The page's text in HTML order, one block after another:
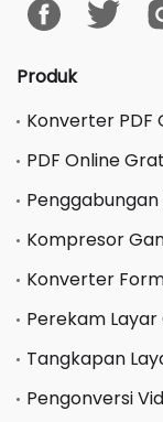
Produk
Konverter PDF
PDF Online
Penggabungan
Kompresor
Konverter
Perekam
Tangkapan
Pengonversi